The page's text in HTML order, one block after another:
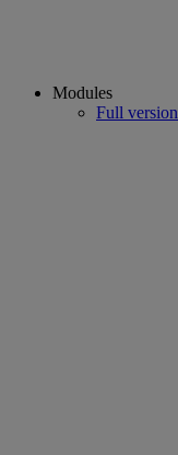
Modules
Full version